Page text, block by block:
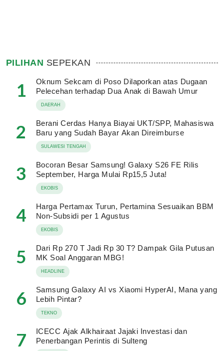
PILIHAN SEPEKAN
1
Oknum Sekcam di Poso Dilaporkan atas Dugaan
Pelecehan terhadap Dua Anak di Bawah Umur
DAERAH
2
Berani Cerdas Hanya Biayai UKT/SPP, Mahasiswa
Baru yang Sudah Bayar Akan Direimburse
SULAWESI TENGAH
3
Bocoran Besar Samsung! Galaxy S26 FE Rilis
September, Harga Mulai Rp15,5 Juta!
EKOBIS
4
Harga Pertamax Turun, Pertamina Sesuaikan BBM
Non-Subsidi per 1 Agustus
EKOBIS
5
Dari Rp 270 T Jadi Rp 30 T? Dampak Gila Putusan
MK Soal Anggaran MBG!
HEADLINE
6
Samsung Galaxy AI vs Xiaomi HyperAI, Mana yang
Lebih Pintar?
TEKNO
7
ICECC Ajak Alkhairaat Jajaki Investasi dan
Penerbangan Perintis di Sulteng